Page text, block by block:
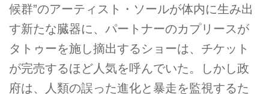
候群”のアーティスト・ソールが体内に生み出
す新たな臓器に、パートナーのカプリースが
タトゥーを施し摘出するショーは、チケット
が完売するほど人気を呼んでいた。しかし政
府は、人類の誤った進化と暴走を監視するた